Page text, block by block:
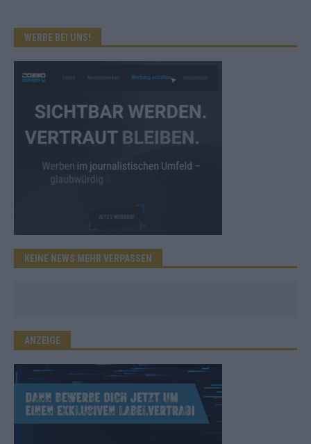
WERBE BEI UNS!
KEINE NEWS MEHR VERPASSEN
ANZEIGE